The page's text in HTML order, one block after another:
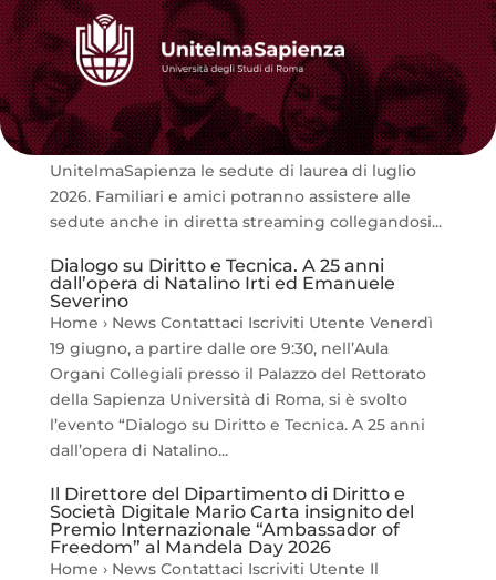
Sedute di Laurea luglio 2026
Home › News Contattaci Iscriviti Utente Da
lunedì 13 luglio a venerdì 24 luglio 2026 si
terranno presso la Sala Conferenze di
UnitelmaSapienza le sedute di laurea di luglio
2026. Familiari e amici potranno assistere alle
sedute anche in diretta streaming collegandosi...
Dialogo su Diritto e Tecnica. A 25 anni
dall’opera di Natalino Irti ed Emanuele
Severino
Home › News Contattaci Iscriviti Utente Venerdì
19 giugno, a partire dalle ore 9:30, nell’Aula
Organi Collegiali presso il Palazzo del Rettorato
della Sapienza Università di Roma, si è svolto
l’evento “Dialogo su Diritto e Tecnica. A 25 anni
dall’opera di Natalino...
Il Direttore del Dipartimento di Diritto e
Società Digitale Mario Carta insignito del
Premio Internazionale “Ambassador of
Freedom” al Mandela Day 2026
Home › News Contattaci Iscriviti Utente Il